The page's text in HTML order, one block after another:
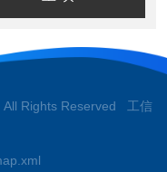
All Rights Reserved 工信